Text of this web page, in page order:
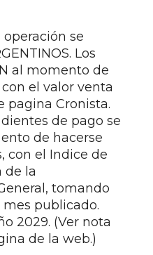
operación se
Los
al momento de
el valor venta
pagina Cronista.
de pago se
de hacerse
con el Indice de
de la
tomando
publicado.
2029. (Ver nota
de la web.)